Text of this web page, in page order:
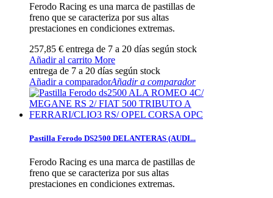
Ferodo Racing es una marca de pastillas de
freno que se caracteriza por sus altas
prestaciones en condiciones extremas.
257,85 € entrega de 7 a 20 días según stock
Añadir al carrito More
entrega de 7 a 20 días según stock
Añadir a comparadorAñadir a comparador
Pastilla Ferodo DS2500 DELANTERAS (AUDI...
Ferodo Racing es una marca de pastillas de
freno que se caracteriza por sus altas
prestaciones en condiciones extremas.